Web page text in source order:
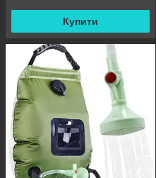
Купити